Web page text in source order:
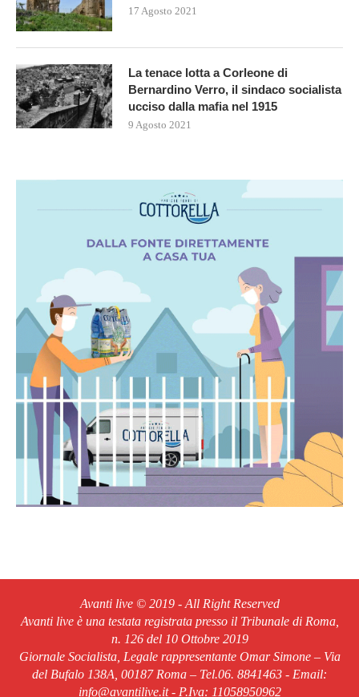
17 Agosto 2021
La tenace lotta a Corleone di
Bernardino Verro, il sindaco socialista
ucciso dalla mafia nel 1915
9 Agosto 2021
Avanti live © 2019 - All Right Reserved
Avanti live è una testata registrata presso il Tribunale di Roma,
n. 126 del 10 Ottobre 2019
Giornale Socialista, Legale rappresentante Omar Simone – Via
del Bufalo 138A, 00187 Roma – Tel.06. 8841463 - Email:
info@avantilive.it - P.Iva: 11058950962